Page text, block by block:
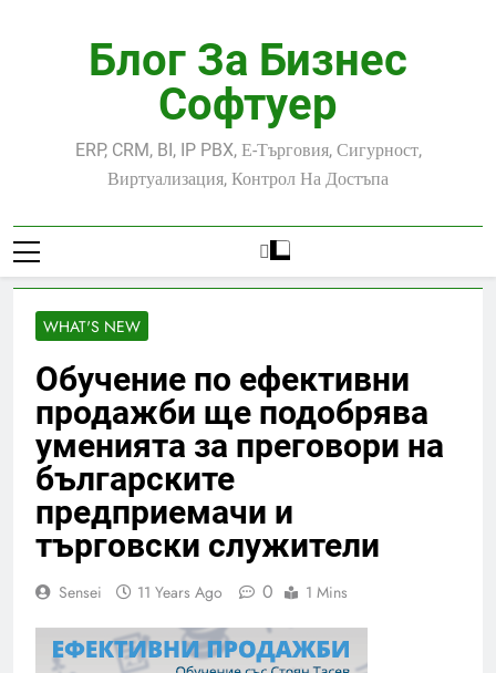
Блог За Бизнес
Софтуер
ERP, CRM, BI, IP PBX, Е-Търговия, Сигурност,
Виртуализация, Контрол На Достъпа
WHAT'S NEW
Обучение по ефективни
продажби ще подобрява
уменията за преговори на
българските
предприемачи и
търговски служители
Sensei 11 Years Ago 0 1 Mins